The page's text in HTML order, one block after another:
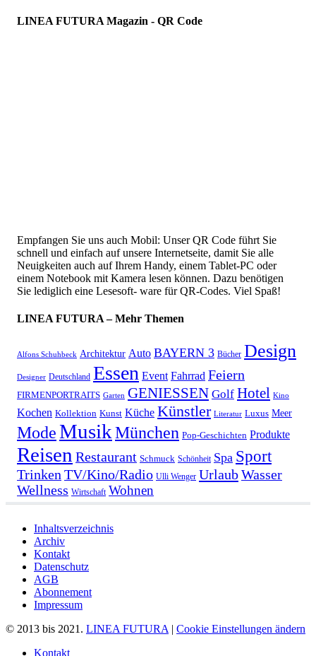
LINEA FUTURA Magazin - QR Code
Empfangen Sie uns auch Mobil: Unser QR Code führt Sie
schnell und einfach auf unsere Internetseite, damit Sie alle
Neuigkeiten auch auf Ihrem Handy, einem Tablet-PC oder
einem Notebook mit Kamera lesen können. Dazu benötigen
Sie lediglich eine Lesesoft- ware für QR-Codes. Viel Spaß!
LINEA FUTURA – Mehr Themen
Alfons Schuhbeck Architektur Auto BAYERN 3 Bücher Design
Designer Deutschland Essen Event Fahrrad Feiern
FIRMENPORTRAITS Garten GENIESSEN Golf Hotel Kino
Kochen Kollektion Kunst Küche Künstler Literatur Luxus Meer
ModeMusikMünchen Pop-Geschichten Produkte
Reisen Restaurant Schmuck Schönheit Spa Sport
Trinken TV/Kino/Radio Ulli Wenger UrlaubWasser
Wellness Wirtschaft Wohnen
Inhaltsverzeichnis
Archiv
Kontakt
Datenschutz
AGB
Abonnement
Impressum
© 2013 bis 2021. LINEA FUTURA | Cookie Einstellungen ändern
Kontakt